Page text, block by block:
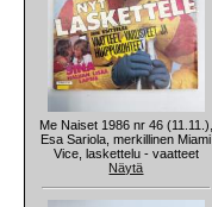
Me Naiset 1986 nr 46 (11.11.),
Esa Sariola, merkillinen Miami
Vice, laskettelu - vaatteet
Näytä